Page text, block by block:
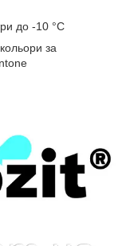
до -10 °C
кольори за